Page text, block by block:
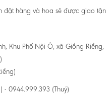
đặt hàng và hoa sẽ được giao tận
Khu Phố Nội Ô, xã Giồng Riềng,
- 0944.999.393 (Thuý)